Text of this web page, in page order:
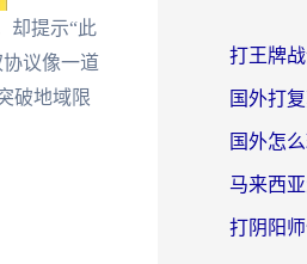
却提示“此
议像一道
破地域限